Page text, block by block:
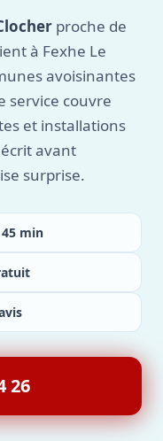
proche de
à Fexhe Le
avoisinantes
service couvre
et installations
avant
surprise.
min
26